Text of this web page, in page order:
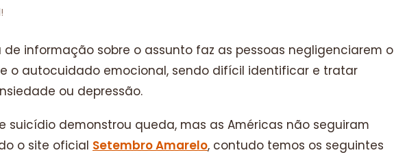
de informação sobre o assunto faz as pessoas negligenciarem o
o autocuidado emocional, sendo difícil identificar e tratar
ou depressão.
suicídio demonstrou queda, mas as Américas não seguiram
o site oficial Setembro Amarelo, contudo temos os seguintes